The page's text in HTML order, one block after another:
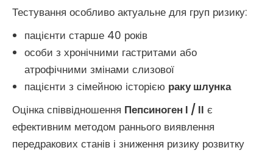
Тестування особливо актуальне для груп ризику:
пацієнти старше 40 років
особи з хронічними гастритами або
атрофічними змінами слизової
пацієнти з сімейною історією раку шлунка
Оцінка співвідношення Пепсиноген I / II є
ефективним методом раннього виявлення
передракових станів і зниження ризику розвитку